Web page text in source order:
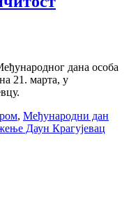
дана особа
21. марта, у
, Међународни дан
Даун Крагујевац